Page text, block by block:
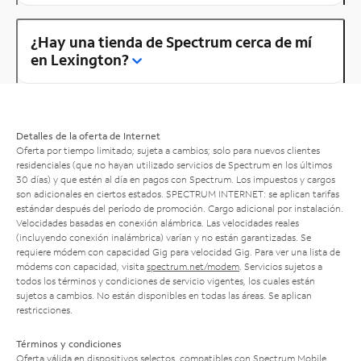
¿Hay una tienda de Spectrum cerca de mí
en Lexington?
Detalles de la oferta de Internet
Oferta por tiempo limitado; sujeta a cambios; solo para nuevos clientes
residenciales (que no hayan utilizado servicios de Spectrum en los últimos
30 días) y que estén al día en pagos con Spectrum. Los impuestos y cargos
son adicionales en ciertos estados. SPECTRUM INTERNET: se aplican tarifas
estándar después del período de promoción. Cargo adicional por instalación.
Velocidades basadas en conexión alámbrica. Las velocidades reales
(incluyendo conexión inalámbrica) varían y no están garantizadas. Se
requiere módem con capacidad Gig para velocidad Gig. Para ver una lista de
módems con capacidad, visita spectrum.net/modem . Servicios sujetos a
todos los términos y condiciones de servicio vigentes, los cuales están
sujetos a cambios. No están disponibles en todas las áreas. Se aplican
restricciones.
Términos y condiciones
Oferta válida en dispositivos selectos, compatibles con Spectrum Mobile.